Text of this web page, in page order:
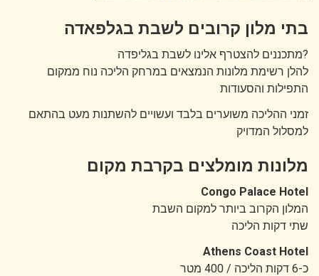
בתי מלון קרובים לשבת בגלפאדה
?מתכננים להצטרף אלינו לשבת בגליפדה
להלן רשימת מלונות הנמצאים במרחק הליכה נוח ממקום
התפילות והסעודות
זמני ההליכה משוערים בלבד ועשויים להשתנות מעט בהתאם
למסלול המדויק
מלונות מומלצים בקרבת מקום
Congo Palace Hotel
המלון הקרוב ביותר למקום השבת
שתי דקות הליכה
Athens Coast Hotel
כ-6 דקות הליכה / 400 מטר